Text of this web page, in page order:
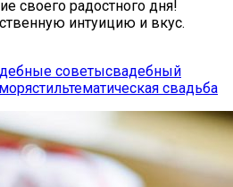
своего радостного дня!
интуицию и вкус.
советысвадебный
стильтематическая свадьба